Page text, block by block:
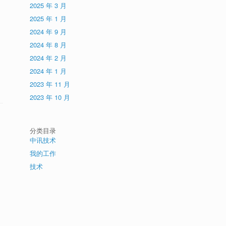
2025 年 3 月
2025 年 1 月
2024 年 9 月
2024 年 8 月
2024 年 2 月
2024 年 1 月
2023 年 11 月
2023 年 10 月
分类目录
中讯技术
我的工作
技术